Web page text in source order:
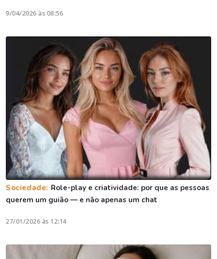
9/04/2026 às 08:56
Sociedade: Role-play e criatividade: por que as pessoas
querem um guião — e não apenas um chat
27/01/2026 às 12:14